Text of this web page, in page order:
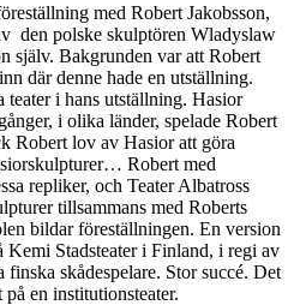
med Robert Jakobsson,
den polske skulptören Wladyslaw
själv. Bakgrunden var att Robert
där denne hade en utställning.
teater i hans utställning. Hasior
i olika länder, spelade Robert
Robert lov av Hasior att göra
Robert med
repliker, och Teater Albatross
tillsammans med Roberts
bildar föreställningen. En version
Kemi Stadsteater i Finland, i regi av
skådespelare. Stor succé. Det
en institutionsteater.